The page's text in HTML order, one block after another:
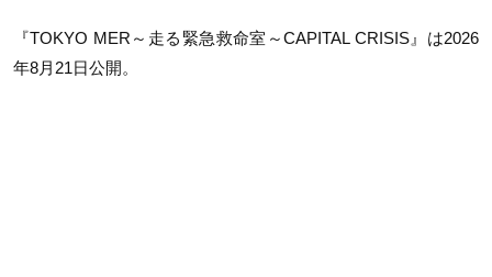
『TOKYO MER～走る緊急救命室～CAPITAL CRISIS』は2026
年8月21日公開。